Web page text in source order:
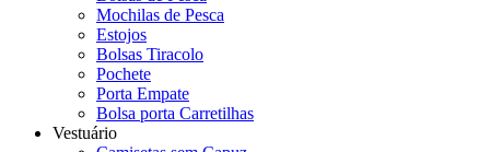
Mochilas de Pesca
Estojos
Bolsas Tiracolo
Pochete
Porta Empate
Bolsa porta Carretilhas
Vestuário